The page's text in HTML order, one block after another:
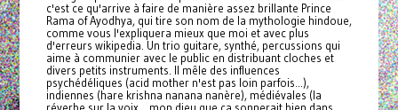
c'est ce qu'arrive à faire de manière assez brillante Prince
Rama of Ayodhya, qui tire son nom de la mythologie hindoue,
comme vous l'expliquera mieux que moi et avec plus
d'erreurs wikipedia. Un trio guitare, synthé, percussions qui
aime à communier avec le public en distribuant cloches et
divers petits instruments. Il mêle des influences
psychédéliques (acid mother n'est pas loin parfois...),
indiennes (hare krishna nanana nanère), médiévales (la